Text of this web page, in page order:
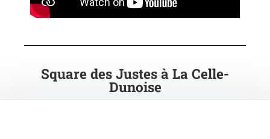
Square des Justes à La Celle-
Dunoise